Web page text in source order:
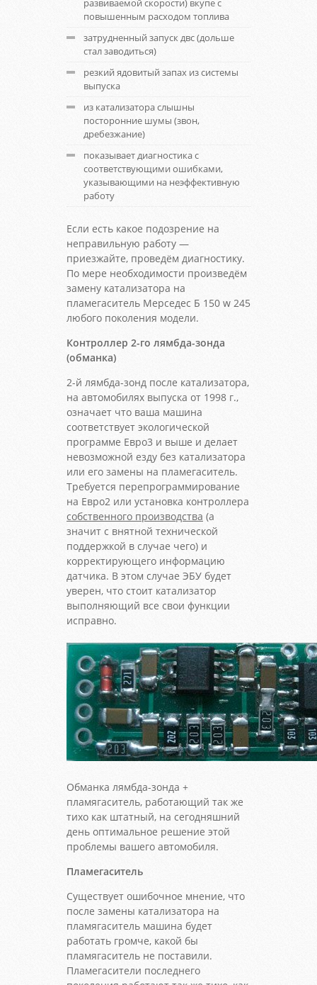
развиваемой скорости) вкупе с
повышенным расходом топлива
затрудненный запуск двс (дольше
стал заводиться)
резкий ядовитый запах из системы
выпуска
из катализатора слышны
посторонние шумы (звон,
дребезжание)
показывает диагностика с
соответствующими ошибками,
указывающими на неэффективную
работу
Если есть какое подозрение на
неправильную работу —
приезжайте, проведём диагностику.
По мере необходимости произведём
замену катализатора на
пламегаситель Мерседес Б 150 w 245
любого поколения модели.
Контроллер 2-го лямбда-зонда
(обманка)
2-й лямбда-зонд после катализатора,
на автомобилях выпуска от 1998 г.,
означает что ваша машина
соответствует экологической
программе Евро3 и выше и делает
невозможной езду без катализатора
или его замены на пламегаситель.
Требуется перепрограммирование
на Евро2 или установка контроллера
собственного производства (а
значит с внятной технической
поддержкой в случае чего) и
корректирующего информацию
датчика. В этом случае ЭБУ будет
уверен, что стоит катализатор
выполняющий все свои функции
исправно.
Обманка лямбда-зонда +
пламягаситель, работающий так же
тихо как штатный, на сегодняшний
день оптимальное решение этой
проблемы вашего автомобиля.
Пламегаситель
Существует ошибочное мнение, что
после замены катализатора на
пламягаситель машина будет
работать громче, какой бы
пламягаситель не поставили.
Пламегасители последнего